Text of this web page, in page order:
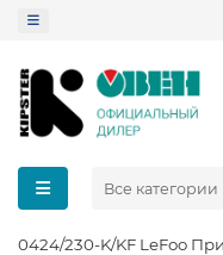
Все категории
230-K/KF LeFoo